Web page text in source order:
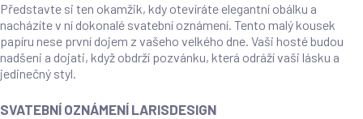
Představte si ten okamžik, kdy otevíráte elegantní obálku a
nacházíte v ní dokonalé svatební oznámení. Tento malý kousek
papíru nese první dojem z vašeho velkého dne. Vaši hosté budou
nadšeni a dojati, když obdrží pozvánku, která odráží vaši lásku a
jedinečný styl.
SVATEBNÍ OZNÁMENÍ LARISDESIGN